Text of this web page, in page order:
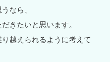
なら、
きたいと思います。
越えられるように考えて